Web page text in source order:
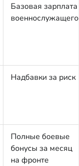
Базовая зарплата
военнослужащего
Надбавки за риск
Полные боевые
бонусы за месяц
на фронте